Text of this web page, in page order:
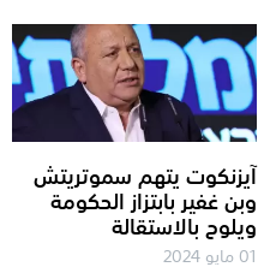
آيزنكوت يتهم سموتريتش
وبن غفير بابتزاز الحكومة
ويلوح بالاستقالة
01 مايو 2024